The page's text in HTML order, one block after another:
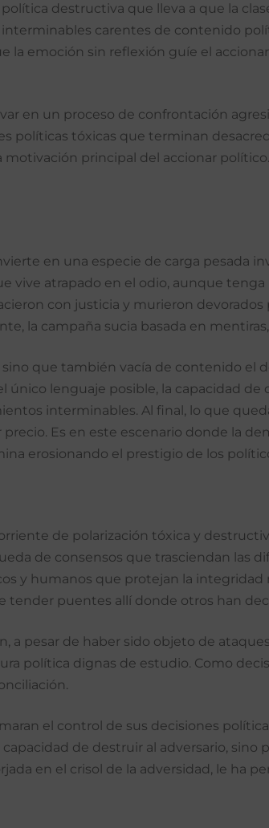
destructiva que lleva a que la
carentes de contenido
la emoción sin reflexión guíe el accionar
en un proceso de confrontación
políticas tóxicas que terminan
principal del accionar
en una especie de carga pesada
vive atrapado en el odio, aunque
con justicia y murieron
la campaña sucia basada en
sino que también vacía de contenido
lenguaje posible, la capacidad
interminables. Al final, lo que
Es en este escenario donde la
erosionando el prestigio de los
de polarización tóxica y
de consensos que trasciendan las
y humanos que protejan la integridad
puentes allí donde otros han
a pesar de haber sido objeto de
política dignas de estudio. Como
el control de sus decisiones
de destruir al adversario,
en el crisol de la adversidad, le ha